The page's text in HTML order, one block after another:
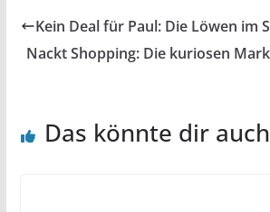
Kein Deal für Paul: Die Löwen im
Nackt Shopping: Die kuriosen
Das könnte dir